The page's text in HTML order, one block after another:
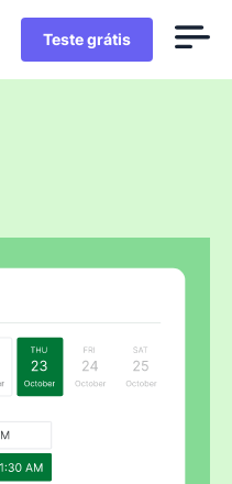
Teste grátis